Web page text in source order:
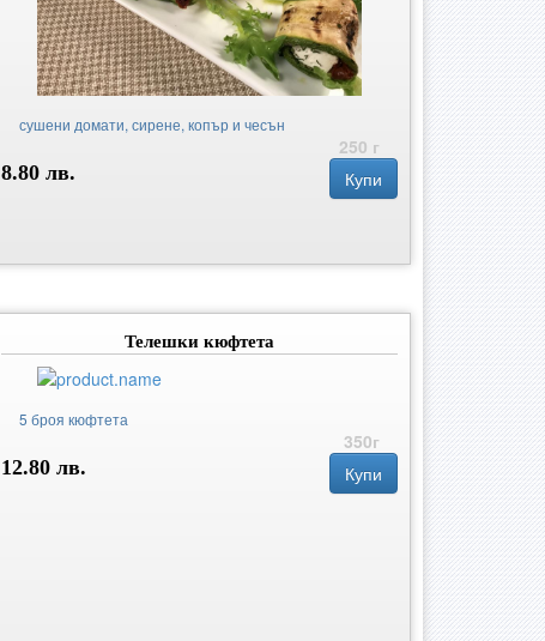
сушени домати, сирене, копър и чесън
250 г
8.80 лв.
Купи
Телешки кюфтета
5 броя кюфтета
350г
12.80 лв.
Купи